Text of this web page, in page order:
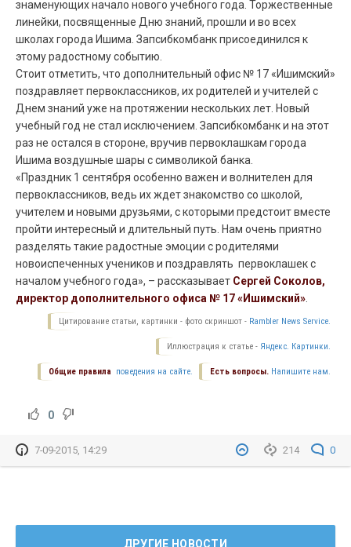
знаменующих начало нового учебного года. Торжественные
линейки, посвященные Дню знаний, прошли и во всех
школах города Ишима. Запсибкомбанк присоединился к
этому радостному событию.
Стоит отметить, что дополнительный офис № 17 «Ишимский»
поздравляет первоклассников, их родителей и учителей с
Днем знаний уже на протяжении нескольких лет. Новый
учебный год не стал исключением. Запсибкомбанк и на этот
раз не остался в стороне, вручив первоклашкам города
Ишима воздушные шары с символикой банка.
«Праздник 1 сентября особенно важен и волнителен для
первоклассников, ведь их ждет знакомство со школой,
учителем и новыми друзьями, с которыми предстоит вместе
пройти интересный и длительный путь. Нам очень приятно
разделять такие радостные эмоции с родителями
новоиспеченных учеников и поздравлять первоклашек с
началом учебного года», – рассказывает Сергей Соколов,
директор дополнительного офиса № 17 «Ишимский»
Цитирование статьи, картинки - фото скриншот - Rambler News Service.
Иллюстрация к статье - Яндекс. Картинки.
Есть вопросы. Напишите нам.
Общие правила поведения на сайте.
0
214 0
7-09-2015, 14:29
ДРУГИЕ НОВОСТИ